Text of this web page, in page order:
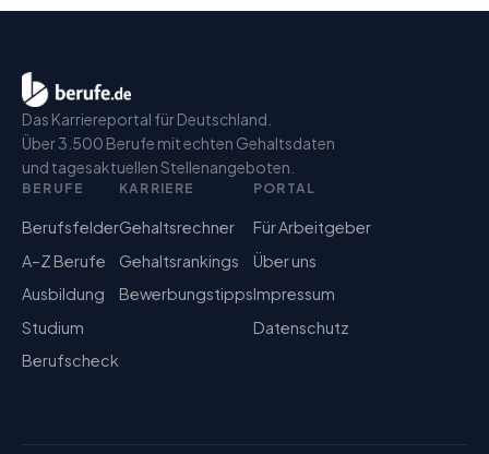
Das Karriereportal für Deutschland.
Über 3.500 Berufe mit echten Gehaltsdaten
und tagesaktuellen Stellenangeboten.
BERUFE
Berufsfelder
A–Z Berufe
Ausbildung
Studium
Berufscheck
KARRIERE
Gehaltsrechner
Gehaltsrankings
Bewerbungstipps
PORTAL
Für Arbeitgeber
Über uns
Impressum
Datenschutz